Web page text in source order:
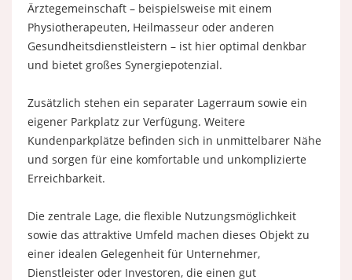
Ärztegemeinschaft – beispielsweise mit einem
Physiotherapeuten, Heilmasseur oder anderen
Gesundheitsdienstleistern – ist hier optimal denkbar
und bietet großes Synergiepotenzial.
Zusätzlich stehen ein separater Lagerraum sowie ein
eigener Parkplatz zur Verfügung. Weitere
Kundenparkplätze befinden sich in unmittelbarer Nähe
und sorgen für eine komfortable und unkomplizierte
Erreichbarkeit.
Die zentrale Lage, die flexible Nutzungsmöglichkeit
sowie das attraktive Umfeld machen dieses Objekt zu
einer idealen Gelegenheit für Unternehmer,
Dienstleister oder Investoren, die einen gut